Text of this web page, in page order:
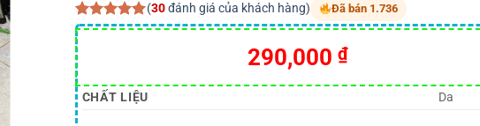
5.00trên 5
dựa trên
30
đánh giá
(30đánh giá của khách hàng) Đã bán 1.736
290,000 ₫
CHẤT LIỆU Da